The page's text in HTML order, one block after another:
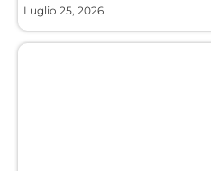
Luglio 25, 2026